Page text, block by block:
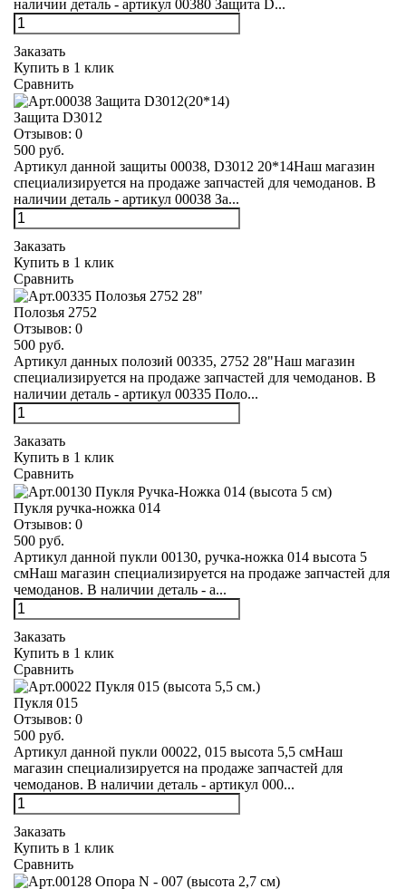
наличии деталь - артикул 00380 Защита D...
Заказать
Купить в 1 клик
Сравнить
Защита D3012
Отзывов: 0
500 руб.
Артикул данной защиты 00038, D3012 20*14Наш магазин
специализируется на продаже запчастей для чемоданов. В
наличии деталь - артикул 00038 За...
Заказать
Купить в 1 клик
Сравнить
Полозья 2752
Отзывов: 0
500 руб.
Артикул данных полозий 00335, 2752 28"Наш магазин
специализируется на продаже запчастей для чемоданов. В
наличии деталь - артикул 00335 Поло...
Заказать
Купить в 1 клик
Сравнить
Пукля ручка-ножка 014
Отзывов: 0
500 руб.
Артикул данной пукли 00130, ручка-ножка 014 высота 5
смНаш магазин специализируется на продаже запчастей для
чемоданов. В наличии деталь - а...
Заказать
Купить в 1 клик
Сравнить
Пукля 015
Отзывов: 0
500 руб.
Артикул данной пукли 00022, 015 высота 5,5 смНаш
магазин специализируется на продаже запчастей для
чемоданов. В наличии деталь - артикул 000...
Заказать
Купить в 1 клик
Сравнить